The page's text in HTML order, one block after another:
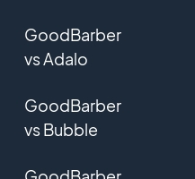
GoodBarber
vs Adalo
GoodBarber
vs Bubble